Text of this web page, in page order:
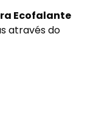
Ecofalante
através do